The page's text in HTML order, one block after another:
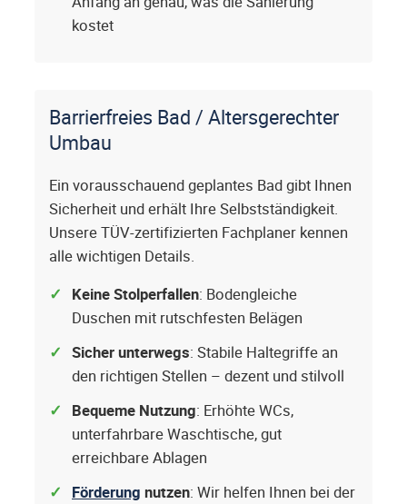
kostet
Barrierfreies Bad / Altersgerechter
Umbau
Ein vorausschauend geplantes Bad gibt Ihnen
Sicherheit und erhält Ihre Selbstständigkeit.
Unsere TÜV-zertifizierten Fachplaner kennen
alle wichtigen Details.
Keine Stolperfallen: Bodengleiche
Duschen mit rutschfesten Belägen
Sicher unterwegs: Stabile Haltegriffe an
den richtigen Stellen – dezent und stilvoll
Bequeme Nutzung: Erhöhte WCs,
unterfahrbare Waschtische, gut
erreichbare Ablagen
Förderung nutzen: Wir helfen Ihnen bei der